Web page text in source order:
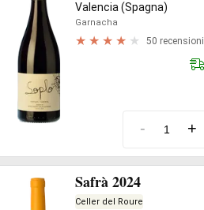
Valencia (Spagna)
Garnacha
50 recensioni
- +
Safrà 2024
Celler del Roure